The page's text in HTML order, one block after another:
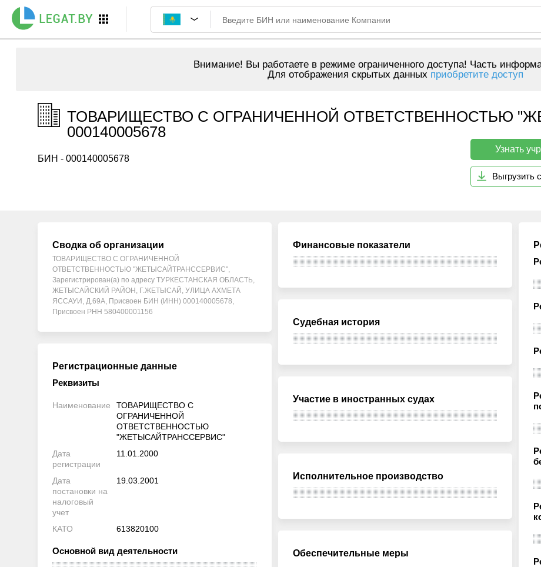
Внимание! Вы работаете в режиме ограниченного доступа! Часть
Для отображения скрытых данных приобретите доступ
ТОВАРИЩЕСТВО С ОГРАНИЧЕННОЙ ОТВЕТСТВЕННОСТЬЮ
000140005678
БИН - 000140005678
Узнать
Выгрузить
Сводка об организации
ТОВАРИЩЕСТВО С ОГРАНИЧЕННОЙ
ОТВЕТСТВЕННОСТЬЮ "ЖЕТЫСАЙТРАНССЕРВИС",
Зарегистрирован(а) по адресу ТУРКЕСТАНСКАЯ ОБЛАСТЬ,
ЖЕТЫСАЙСКИЙ РАЙОН, Г.ЖЕТЫСАЙ, УЛИЦА АХМЕТА
ЯССАУИ, Д.69А, Присвоен БИН (ИНН) 000140005678,
Присвоен РНН 580400001156
Регистрационные данные
Реквизиты
Наименование
ТОВАРИЩЕСТВО С
ОГРАНИЧЕННОЙ
ОТВЕТСТВЕННОСТЬЮ
"ЖЕТЫСАЙТРАНССЕРВИС"
Дата
регистрации
11.01.2000
Дата
постановки на
налоговый
учет
19.03.2001
КАТО 613820100
Основной вид деятельности
Финансовые показатели
Судебная история
Участие в иностранных судах
Исполнительное производство
Обеспечительные меры